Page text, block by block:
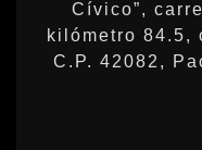
Cívico”,
kilómetro 84.5,
C.P. 42082,